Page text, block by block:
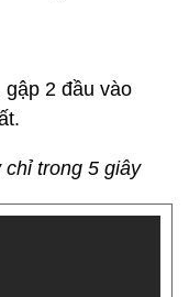
2 đầu vào
trong 5 giây